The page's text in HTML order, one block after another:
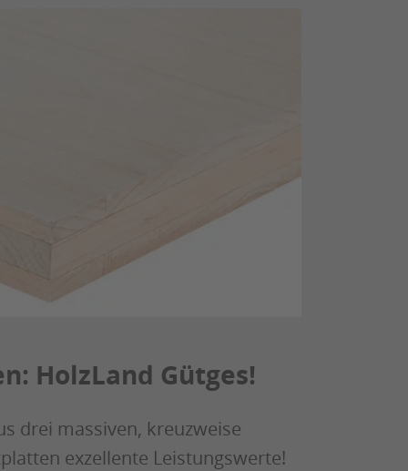
HolzLand Gütges!
drei massiven, kreuzweise
exzellente Leistungswerte!